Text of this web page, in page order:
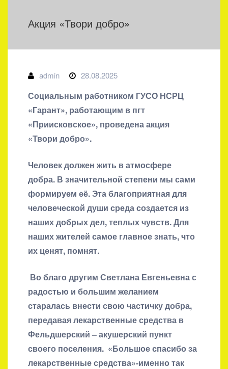
Акция «Твори добро»
admin 28.08.2025
Социальным работником ГУСО НСРЦ
«Гарант», работающим в пгт
«Приисковское», проведена акция
«Твори добро».
Человек должен жить в атмосфере
добра. В значительной степени мы сами
формируем её. Эта благоприятная для
человеческой души среда создается из
наших добрых дел, теплых чувств. Для
наших жителей самое главное знать, что
их ценят, помнят.
Во благо другим Светлана Евгеньевна с
радостью и большим желанием
старалась внести свою частичку добра,
передавая лекарственные средства в
Фельдшерский – акушерский пункт
своего поселения. «Большое спасибо за
лекарственные средства»-именно так